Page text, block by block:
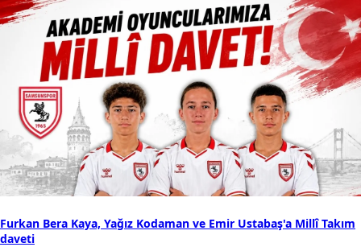
Furkan Bera Kaya, Yağız Kodaman ve Emir Ustabaş'a Millî Takım
daveti